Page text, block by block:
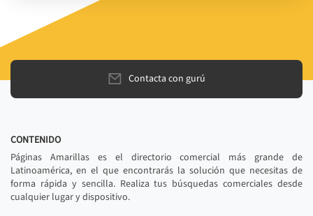
Contacta con gurú
CONTENIDO
Páginas Amarillas es el directorio comercial más grande de
Latinoamérica, en el que encontrarás la solución que necesitas de
forma rápida y sencilla. Realiza tus búsquedas comerciales desde
cualquier lugar y dispositivo.